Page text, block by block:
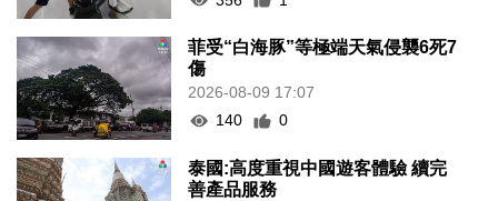
菲受“白海豚”等極端天氣侵襲6死7
傷
2026-08-09 17:07
140
0
泰國:高度重視中國遊客體驗 續完
善產品服務